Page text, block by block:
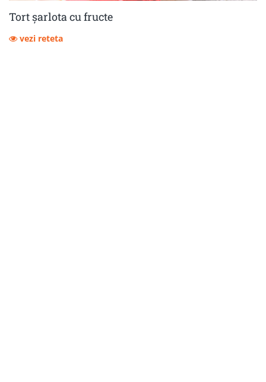
Tort șarlota cu fructe
vezi reteta